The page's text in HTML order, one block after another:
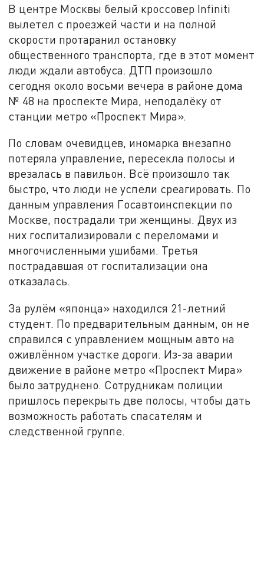
В центре Москвы белый кроссовер Infiniti
вылетел с проезжей части и на полной
скорости протаранил остановку
общественного транспорта, где в этот момент
люди ждали автобуса. ДТП произошло
сегодня около восьми вечера в районе дома
№ 48 на проспекте Мира, неподалёку от
станции метро «Проспект Мира».
По словам очевидцев, иномарка внезапно
потеряла управление, пересекла полосы и
врезалась в павильон. Всё произошло так
быстро, что люди не успели среагировать. По
данным управления Госавтоинспекции по
Москве, пострадали три женщины. Двух из
них госпитализировали с переломами и
многочисленными ушибами. Третья
пострадавшая от госпитализации она
отказалась.
За рулём «японца» находился 21-летний
студент. По предварительным данным, он не
справился с управлением мощным авто на
оживлённом участке дороги. Из-за аварии
движение в районе метро «Проспект Мира»
было затруднено. Сотрудникам полиции
пришлось перекрыть две полосы, чтобы дать
возможность работать спасателям и
следственной группе.